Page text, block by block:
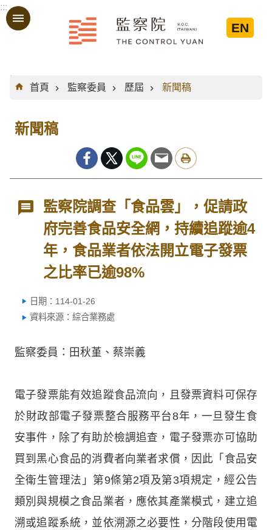
跳到主要內容區塊
:::
EN
:::
首頁
監察委員 歷屆 新聞稿
新聞稿
監察院調查「食品雲」，促請政
府完善食品安全網，持續追蹤逾4
年，食品業者依法開立電子發票
之比率已逾98%
日期：114-01-26
資料來源：綜合業務處
監察委員：田秋堇、蔡崇義
電子發票能有效追蹤食品流向，且發票資料可保存
於財政部電子發票整合服務平台8年，一旦發生食
安事件，除了有助於檢調追查，電子發票亦可協助
買到黑心食品的消費者向業者求償，因此「食品安
全衛生管理法」第9條第2項及第3項規定，經公告
類別與規模之食品業者，應依其產業模式，建立追
溯或追蹤系統，並依溯源之必要性，分階段使用電